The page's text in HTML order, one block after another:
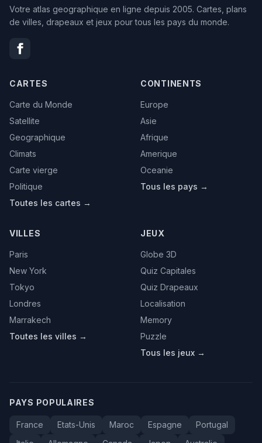
Votre atlas geographique en ligne depuis 2005. Cartes, plans
de villes, drapeaux et jeux pour tous les pays du monde.
CARTES
Carte du Monde
Satellite
Geographique
Climats
Carte vierge
Politique
Toutes les cartes →
CONTINENTS
Europe
Asie
Afrique
Amerique
Oceanie
Tous les pays →
VILLES
Paris
New York
Tokyo
Londres
Marrakech
Toutes les villes →
JEUX
Globe 3D
Quiz Capitales
Quiz Drapeaux
Localisation
Memory
Puzzle
Tous les jeux →
PAYS POPULAIRES
France Etats-Unis Maroc Espagne
Portugal